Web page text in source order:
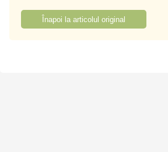
Înapoi la articolul original